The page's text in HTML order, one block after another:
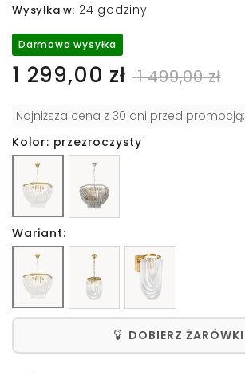
Wysyłka w: 24 godziny
Darmowa wysyłka
1 299,00 zł 1 499,00 zł
Najniższa cena z 30 dni przed promocją:
Kolor: przezroczysty
Wariant:
DOBIERZ ŻARÓWKI